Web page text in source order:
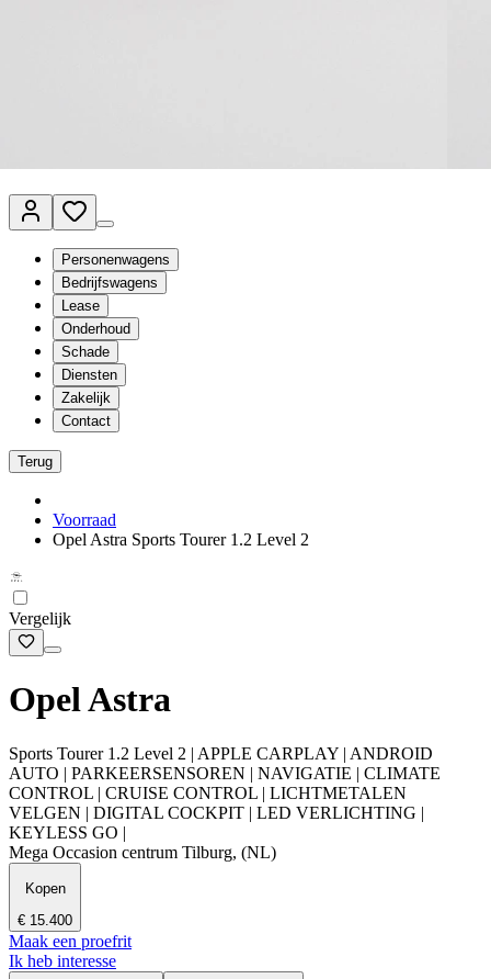
Personenwagens
Bedrijfswagens
Lease
Onderhoud
Schade
Diensten
Zakelijk
Contact
Terug
Voorraad
Opel Astra Sports Tourer 1.2 Level 2
Vergelijk
Opel Astra
Sports Tourer 1.2 Level 2 | APPLE CARPLAY | ANDROID
AUTO | PARKEERSENSOREN | NAVIGATIE | CLIMATE
CONTROL | CRUISE CONTROL | LICHTMETALEN
VELGEN | DIGITAL COCKPIT | LED VERLICHTING |
KEYLESS GO |
Mega Occasion centrum Tilburg, (NL)
Kopen
€ 15.400
Maak een proefrit
Ik heb interesse